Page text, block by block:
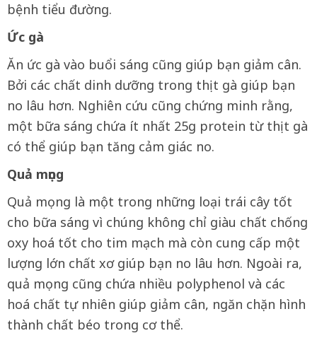
bệnh tiểu đường.
Ức gà
Ăn ức gà vào buổi sáng cũng giúp bạn giảm cân.
Bởi các chất dinh dưỡng trong thịt gà giúp bạn
no lâu hơn. Nghiên cứu cũng chứng minh rằng,
một bữa sáng chứa ít nhất 25g protein từ thịt gà
có thể giúp bạn tăng cảm giác no.
Quả mọng
Quả mọng là một trong những loại trái cây tốt
cho bữa sáng vì chúng không chỉ giàu chất chống
oxy hoá tốt cho tim mạch mà còn cung cấp một
lượng lớn chất xơ giúp bạn no lâu hơn. Ngoài ra,
quả mọng cũng chứa nhiều polyphenol và các
hoá chất tự nhiên giúp giảm cân, ngăn chặn hình
thành chất béo trong cơ thể.